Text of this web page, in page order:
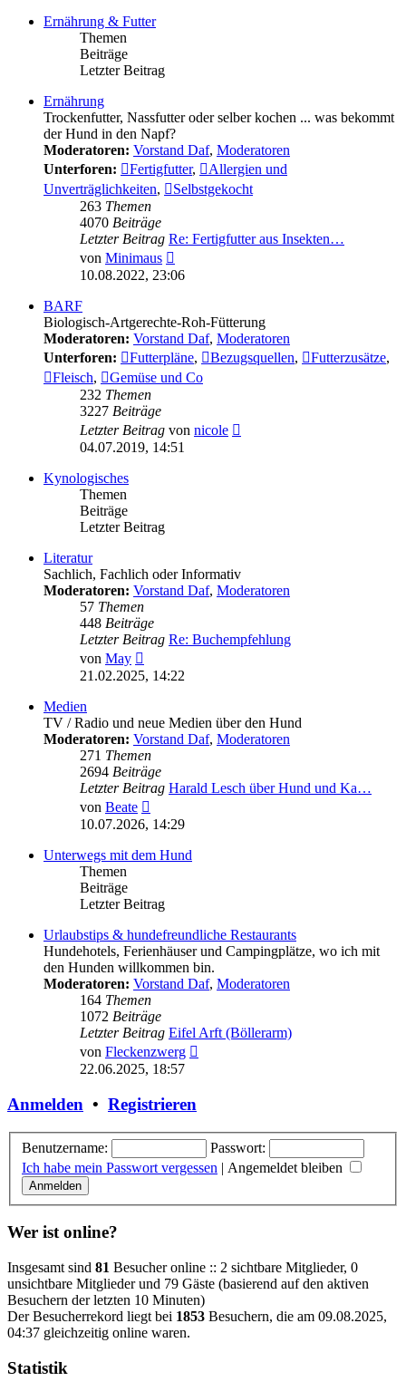
Ernährung & Futter
Themen
Beiträge
Letzter Beitrag
Ernährung
Trockenfutter, Nassfutter oder selber kochen ... was bekommt
der Hund in den Napf?
Moderatoren: Vorstand Daf, Moderatoren
Unterforen:
Fertigfutter,
Allergien und
Unverträglichkeiten,
Selbstgekocht
263 Themen
4070 Beiträge
Letzter Beitrag Re: Fertigfutter aus Insekten…
von Minimaus
Beitrag
10.08.2022, 23:06
BARF
Biologisch-Artgerechte-Roh-Fütterung
Moderatoren: Vorstand Daf, Moderatoren
Unterforen:
Futterpläne, Bezugsquellen, Futterzusätze,
Fleisch,
Gemüse und Co
232 Themen
3227 Beiträge
Letzter Beitrag von nicole
04.07.2019, 14:51
Kynologisches
Themen
Beiträge
Letzter Beitrag
Literatur
Sachlich, Fachlich oder Informativ
Moderatoren: Vorstand Daf, Moderatoren
57 Themen
448 Beiträge
Letzter Beitrag Re: Buchempfehlung
von May
Beitrag
21.02.2025, 14:22
Medien
TV / Radio und neue Medien über den Hund
Moderatoren: Vorstand Daf, Moderatoren
271 Themen
2694 Beiträge
Letzter Beitrag Harald Lesch über Hund und Ka…
von Beate
Beitrag
10.07.2026, 14:29
Unterwegs mit dem Hund
Themen
Beiträge
Letzter Beitrag
Urlaubstips & hundefreundliche Restaurants
Hundehotels, Ferienhäuser und Campingplätze, wo ich mit
den Hunden willkommen bin.
Moderatoren: Vorstand Daf, Moderatoren
164 Themen
1072 Beiträge
Letzter Beitrag Eifel Arft (Böllerarm)
von Fleckenzwerg
22.06.2025, 18:57
Anmelden • Registrieren
Benutzername:
Passwort:
Ich habe mein Passwort vergessen | Angemeldet bleiben
Wer ist online?
Insgesamt sind 81 Besucher online :: 2 sichtbare Mitglieder, 0
unsichtbare Mitglieder und 79 Gäste (basierend auf den aktiven
Besuchern der letzten 10 Minuten)
Der Besucherrekord liegt bei 1853 Besuchern, die am 09.08.2025,
04:37 gleichzeitig online waren.
Statistik